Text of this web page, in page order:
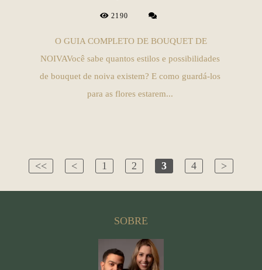
2190
O GUIA COMPLETO DE BOUQUET DE
NOIVAVocê sabe quantos estilos e possibilidades
de bouquet de noiva existem? E como guardá-los
para as flores estarem...
<< < 1 2 3 4 >
SOBRE